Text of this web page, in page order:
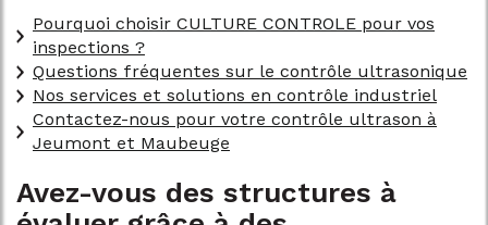
Pourquoi choisir CULTURE CONTROLE pour vos
inspections ?
Questions fréquentes sur le contrôle ultrasonique
Nos services et solutions en contrôle industriel
Contactez-nous pour votre contrôle ultrason à
Jeumont et Maubeuge
Avez-vous des structures à